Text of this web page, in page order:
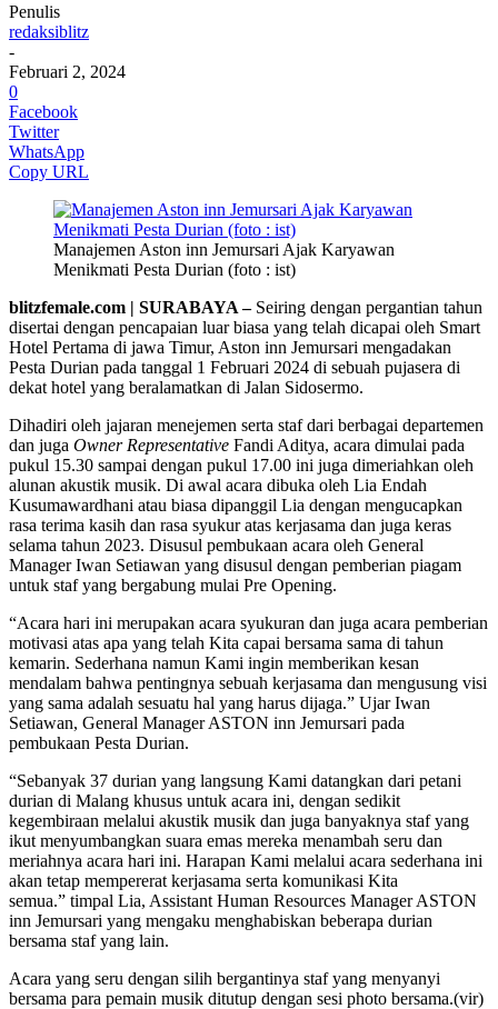
Penulis
redaksiblitz
-
Februari 2, 2024
0
Facebook
Twitter
WhatsApp
Copy URL
Manajemen Aston inn Jemursari Ajak Karyawan
Menikmati Pesta Durian (foto : ist)
blitzfemale.com | SURABAYA –Seiring dengan pergantian tahun
disertai dengan pencapaian luar biasa yang telah dicapai oleh Smart
Hotel Pertama di jawa Timur, Aston inn Jemursari mengadakan
Pesta Durian pada tanggal 1 Februari 2024 di sebuah pujasera di
dekat hotel yang beralamatkan di Jalan Sidosermo.
Dihadiri oleh jajaran menejemen serta staf dari berbagai departemen
dan juga Owner Representative Fandi Aditya, acara dimulai pada
pukul 15.30 sampai dengan pukul 17.00 ini juga dimeriahkan oleh
alunan akustik musik. Di awal acara dibuka oleh Lia Endah
Kusumawardhani atau biasa dipanggil Lia dengan mengucapkan
rasa terima kasih dan rasa syukur atas kerjasama dan juga keras
selama tahun 2023. Disusul pembukaan acara oleh General
Manager Iwan Setiawan yang disusul dengan pemberian piagam
untuk staf yang bergabung mulai Pre Opening.
“Acara hari ini merupakan acara syukuran dan juga acara pemberian
motivasi atas apa yang telah Kita capai bersama sama di tahun
kemarin. Sederhana namun Kami ingin memberikan kesan
mendalam bahwa pentingnya sebuah kerjasama dan mengusung visi
yang sama adalah sesuatu hal yang harus dijaga.” Ujar Iwan
Setiawan, General Manager ASTON inn Jemursari pada
pembukaan Pesta Durian.
“Sebanyak 37 durian yang langsung Kami datangkan dari petani
durian di Malang khusus untuk acara ini, dengan sedikit
kegembiraan melalui akustik musik dan juga banyaknya staf yang
ikut menyumbangkan suara emas mereka menambah seru dan
meriahnya acara hari ini. Harapan Kami melalui acara sederhana ini
akan tetap mempererat kerjasama serta komunikasi Kita
semua.” timpal Lia, Assistant Human Resources Manager ASTON
inn Jemursari yang mengaku menghabiskan beberapa durian
bersama staf yang lain.
Acara yang seru dengan silih bergantinya staf yang menyanyi
bersama para pemain musik ditutup dengan sesi photo bersama.(vir)